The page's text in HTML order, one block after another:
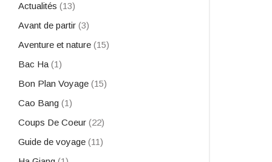
Actualités (13)
Avant de partir (3)
Aventure et nature (15)
Bac Ha (1)
Bon Plan Voyage (15)
Cao Bang (1)
Coups De Coeur (22)
Guide de voyage (11)